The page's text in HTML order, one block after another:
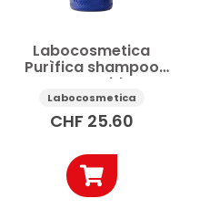
Labocosmetica
Purìfica shampoo
auto acido
anticalcare 1 l
Labocosmetica
CHF 25.60